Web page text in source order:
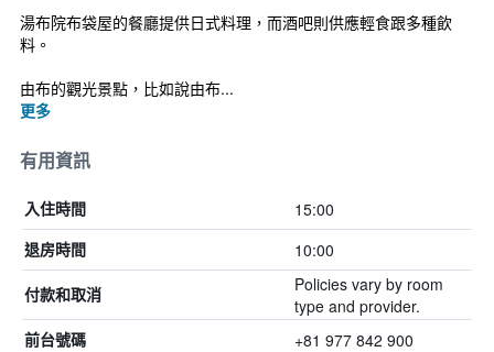
湯布院布袋屋的餐廳提供日式料理，而酒吧則供應輕食跟多種飲
料。
由布的觀光景點，比如說由布...
更多
有用資訊
入住時間 15:00
退房時間 10:00
付款和取消
Policies vary by room
type and provider.
前台號碼 +81 977 842 900